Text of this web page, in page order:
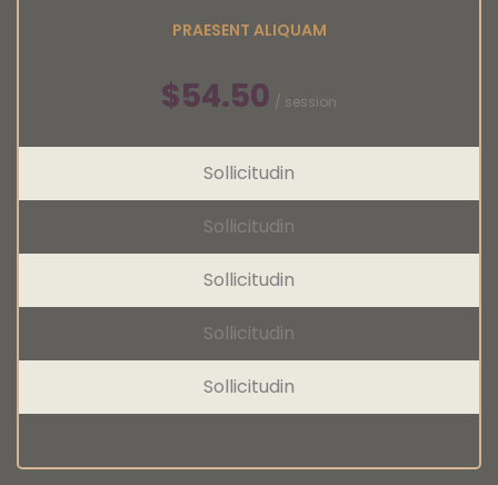
PRAESENT ALIQUAM
$54.50 / session
Sollicitudin
Sollicitudin
Sollicitudin
Sollicitudin
Sollicitudin